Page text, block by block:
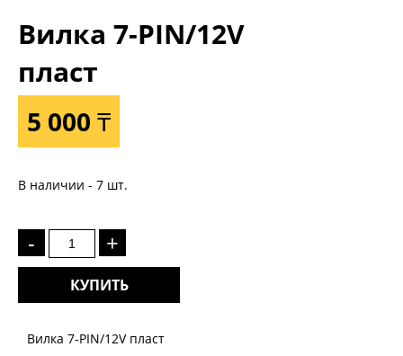
Вилка 7-PIN/12V
пласт
5 000 ₸
В наличии - 7 шт.
- +
КУПИТЬ
Вилка 7-PIN/12V пласт